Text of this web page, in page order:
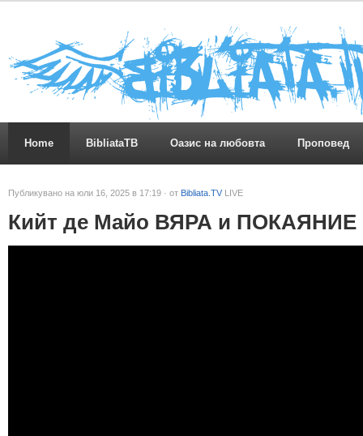
Home BibliataTB Оазис на любовта Проповед
Публикувано на юли 16, 2025 в 17:19 · от Bibliata.TV LIVE
Кийт де Майо ВЯРА и ПОКАЯНИЕ